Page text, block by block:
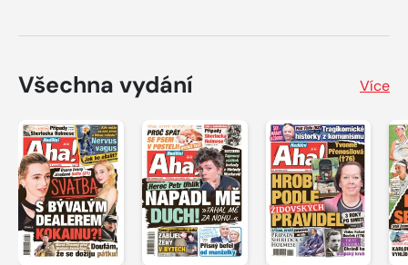
Všechna vydání Více